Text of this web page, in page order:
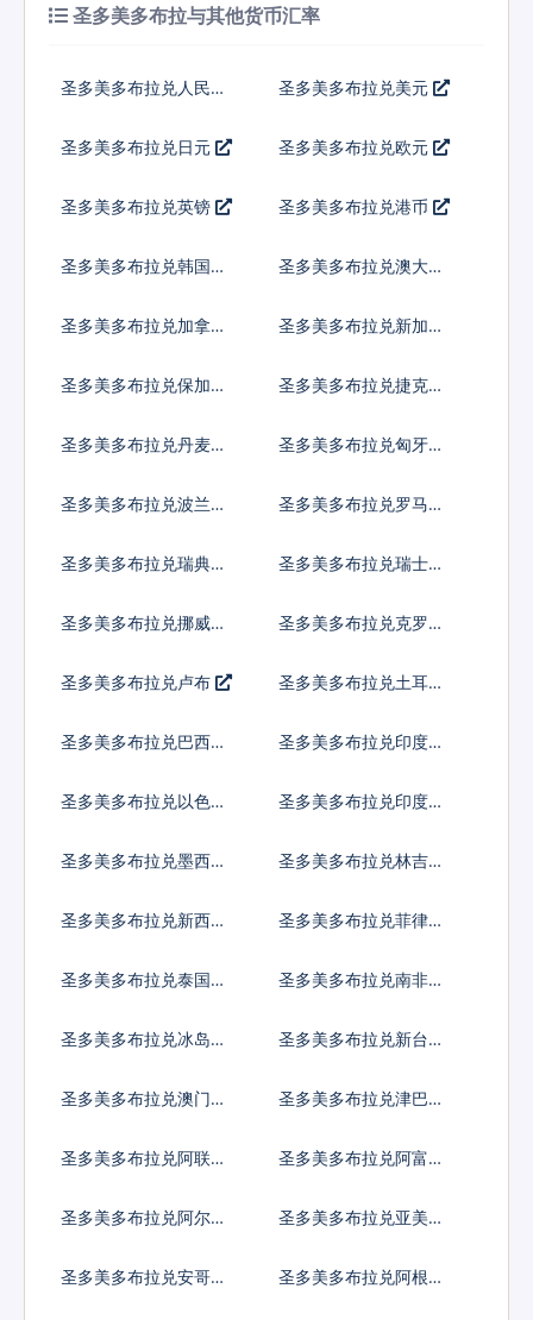
圣多美多布拉与其他货币汇率
圣多美多布拉兑人民币 圣多美多布拉兑美元
圣多美多布拉兑日元 圣多美多布拉兑欧元
圣多美多布拉兑英镑 圣多美多布拉兑港币
圣多美多布拉兑韩国元
圣多美多布拉兑澳大利
圣多美多布拉兑加拿大
圣多美多布拉兑新加坡
圣多美多布拉兑保加利
圣多美多布拉兑捷克货
圣多美多布拉兑丹麦克
圣多美多布拉兑匈牙利
圣多美多布拉兑波兰兹
圣多美多布拉兑罗马尼
圣多美多布拉兑瑞典克
圣多美多布拉兑瑞士法
圣多美多布拉兑挪威克
圣多美多布拉兑克罗地
圣多美多布拉兑卢布
圣多美多布拉兑土耳其
圣多美多布拉兑巴西雷
圣多美多布拉兑印度尼
圣多美多布拉兑以色列
圣多美多布拉兑印度卢
圣多美多布拉兑墨西哥
圣多美多布拉兑林吉特
圣多美多布拉兑新西兰
圣多美多布拉兑菲律宾
圣多美多布拉兑泰国铢
圣多美多布拉兑南非兰
圣多美多布拉兑冰岛克
圣多美多布拉兑新台币
圣多美多布拉兑澳门元
圣多美多布拉兑津巴布
圣多美多布拉兑阿联酋
圣多美多布拉兑阿富汗
圣多美多布拉兑阿尔巴
圣多美多布拉兑亚美尼
圣多美多布拉兑安哥拉
圣多美多布拉兑阿根廷